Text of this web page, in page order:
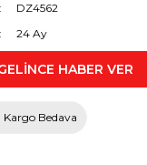
DZ4562
24 Ay
HABER VER
Kargo Bedava